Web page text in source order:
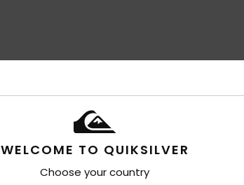
WELCOME TO QUIKSILVER
Choose your country